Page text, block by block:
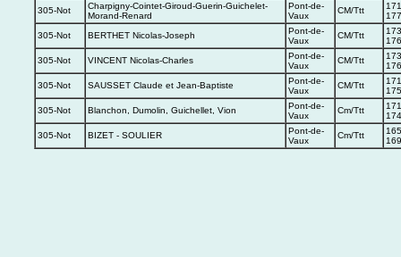
305-Not
Charpigny-Cointet-Giroud-Guerin-Guichelet-
Morand-Renard
Pont-de-
Vaux
CM/Ttt
305-Not
BERTHET Nicolas-Joseph
Pont-de-
Vaux
CM/Ttt
305-Not
VINCENT Nicolas-Charles
Pont-de-
Vaux
CM/Ttt
305-Not
SAUSSET Claude et Jean-Baptiste
Pont-de-
Vaux
CM/Ttt
305-Not
Blanchon, Dumolin, Guichellet, Vion
Pont-de-
Vaux
Cm/Ttt
305-Not
BIZET - SOULIER
Pont-de-
Vaux
Cm/Ttt